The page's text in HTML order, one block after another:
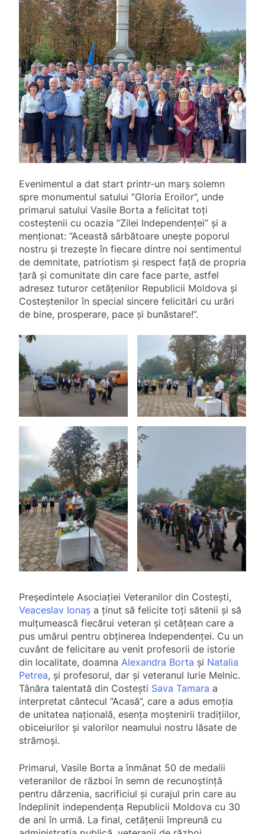
Evenimentul a dat start printr-un marș solemn
spre monumentul satului ”Gloria Eroilor”, unde
primarul satului Vasile Borta a felicitat toți
costeștenii cu ocazia ”Zilei Independenței” și a
menționat: ”Această sărbătoare unește poporul
nostru și trezește în fiecare dintre noi sentimentul
de demnitate, patriotism și respect față de propria
țară și comunitate din care face parte, astfel
adresez tuturor cetățenilor Republicii Moldova și
Costeștenilor în special sincere felicitări cu urări
de bine, prosperare, pace și bunăstare!”.
Președintele Asociației Veteranilor din Costești,
Veaceslav Ionaş a ținut să felicite toți sătenii și să
mulțumească fiecărui veteran și cetățean care a
pus umărul pentru obținerea Independenței. Cu un
cuvânt de felicitare au venit profesorii de istorie
din localitate, doamna Alexandra Borta și Natalia
Petrea, și profesorul, dar și veteranul Iurie Melnic.
Tânăra talentată din Costești Sava Tamara a
interpretat cântecul ”Acasă”, care a adus emoția
de unitatea națională, esența moștenirii tradițiilor,
obiceiurilor și valorilor neamului nostru lăsate de
strămoși.
Primarul, Vasile Borta a înmânat 50 de medalii
veteranilor de război în semn de recunoștință
pentru dârzenia, sacrificiul și curajul prin care au
îndeplinit independența Republicii Moldova cu 30
de ani în urmă. La final, cetățenii împreună cu